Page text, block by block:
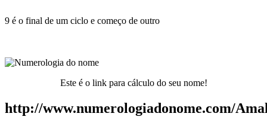
9 é o final de um ciclo e começo de outro
Este é o link para cálculo do seu nome!
http://www.numerologiadonome.com/